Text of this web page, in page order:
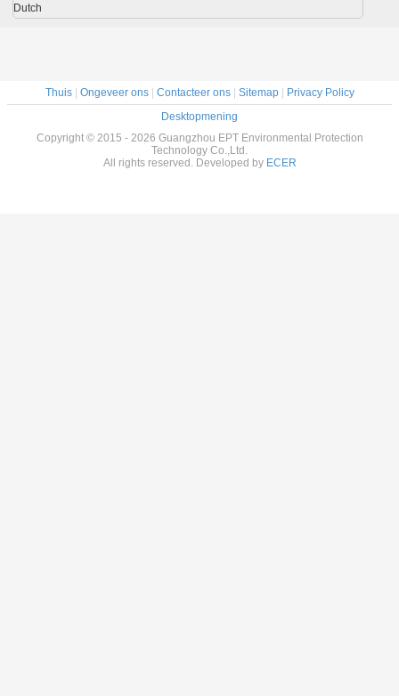
Dutch
Thuis| Ongeveer ons| Contacteer ons| Sitemap| Privacy Policy
Desktopmening
Copyright © 2015 - 2026 Guangzhou EPT Environmental Protection
Technology Co.,Ltd.
All rights reserved. Developed by ECER